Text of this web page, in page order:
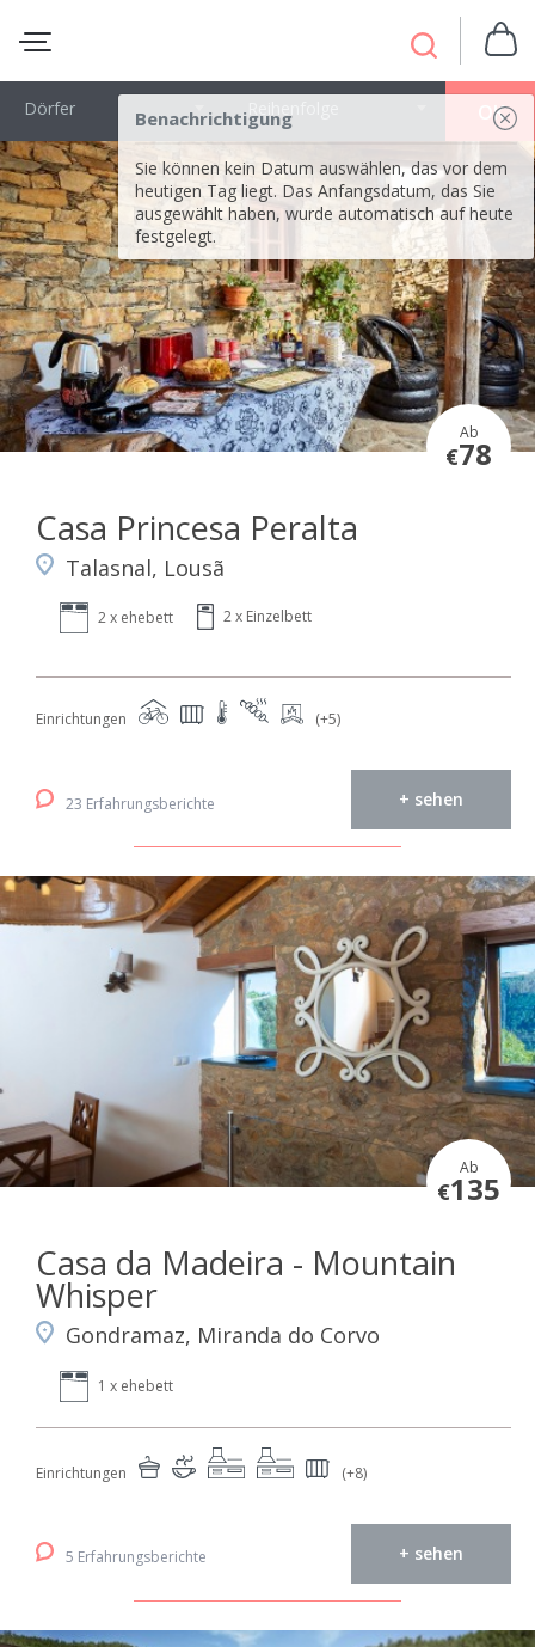
Benachrichtigung
Sie können kein Datum auswählen, das vor dem
heutigen Tag liegt. Das Anfangsdatum, das Sie
ausgewählt haben, wurde automatisch auf heute
festgelegt.
OK
Dörfer
Ab
€78
Casa Princesa Peralta
Talasnal, Lousã
2 x ehebett 2 x Einzelbett
Einrichtungen (+5)
23 Erfahrungsberichte + sehen
Ab
€135
Casa da Madeira - Mountain
Whisper
Gondramaz, Miranda do Corvo
1 x ehebett
Einrichtungen (+8)
5 Erfahrungsberichte + sehen